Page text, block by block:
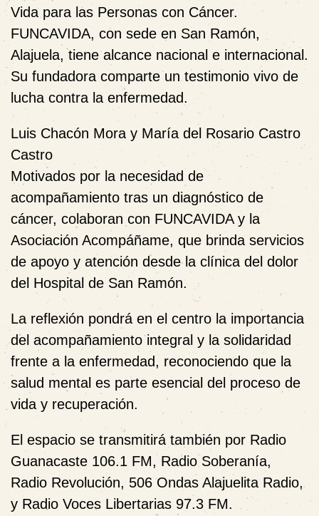
Vida para las Personas con Cáncer.
FUNCAVIDA, con sede en San Ramón,
Alajuela, tiene alcance nacional e internacional.
Su fundadora comparte un testimonio vivo de
lucha contra la enfermedad.
Luis Chacón Mora y María del Rosario Castro
Castro
Motivados por la necesidad de
acompañamiento tras un diagnóstico de
cáncer, colaboran con FUNCAVIDA y la
Asociación Acompáñame, que brinda servicios
de apoyo y atención desde la clínica del dolor
del Hospital de San Ramón.
La reflexión pondrá en el centro la importancia
del acompañamiento integral y la solidaridad
frente a la enfermedad, reconociendo que la
salud mental es parte esencial del proceso de
vida y recuperación.
El espacio se transmitirá también por Radio
Guanacaste 106.1 FM, Radio Soberanía,
Radio Revolución, 506 Ondas Alajuelita Radio,
y Radio Voces Libertarias 97.3 FM.